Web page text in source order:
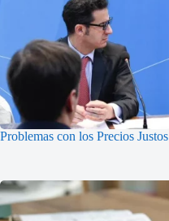
Problemas con los Precios Justos